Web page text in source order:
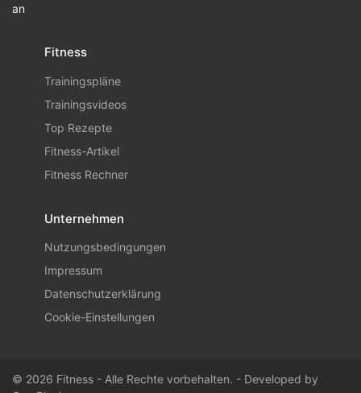
an
Fitness
Trainingspläne
Trainingsvideos
Top Rezepte
Fitness-Artikel
Fitness Rechner
Unternehmen
Nutzungsbedingungen
Impressum
Datenschutzerklärung
Cookie-Einstellungen
© 2026 Fitness - Alle Rechte vorbehalten. - Developed by